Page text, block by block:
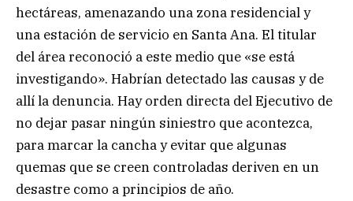
hectáreas, amenazando una zona residencial y
una estación de servicio en Santa Ana. El titular
del área reconoció a este medio que «se está
investigando». Habrían detectado las causas y de
allí la denuncia. Hay orden directa del Ejecutivo de
no dejar pasar ningún siniestro que acontezca,
para marcar la cancha y evitar que algunas
quemas que se creen controladas deriven en un
desastre como a principios de año.